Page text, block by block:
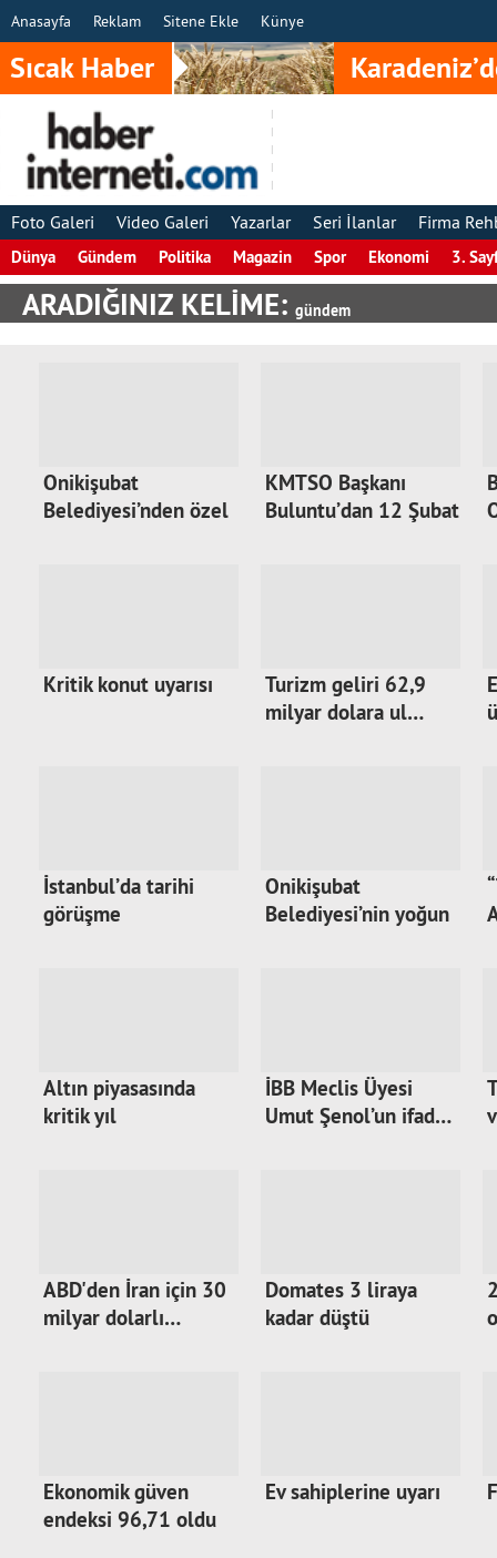
Anasayfa Reklam Sitene Ekle Künye
Sıcak Haber
Foto Galeri Video Galeri Yazarlar Seri İlanlar Firma
Dünya Gündem Politika Magazin Spor Ekonomi 3.
ARADIĞINIZ KELİME: gündem
Onikişubat
Belediyesi’nden özel
KMTSO Başkanı
Buluntu’dan 12 Şubat
Kritik konut uyarısı
Turizm geliri 62,9
milyar dolara ul…
İstanbul’da tarihi
görüşme
Onikişubat
Belediyesi’nin yoğun
Altın piyasasında
kritik yıl
İBB Meclis Üyesi
Umut Şenol’un ifad…
ABD'den İran için 30
milyar dolarlı…
Domates 3 liraya
kadar düştü
Ekonomik güven
endeksi 96,71 oldu
Ev sahiplerine uyarı